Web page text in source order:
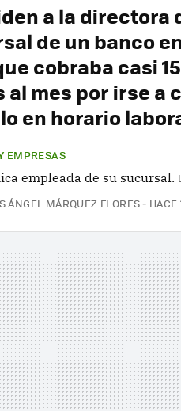
a la directora
de un banco
cobraba casi
al mes por irse a
en horario
EMPRESAS
empleada de su sucursal.
ÁNGEL MÁRQUEZ FLORES HACE